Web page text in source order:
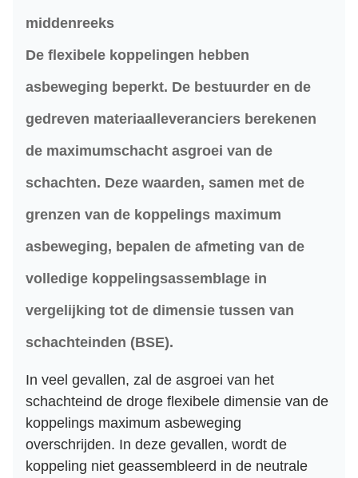
middenreeks
De flexibele koppelingen hebben
asbeweging beperkt. De bestuurder en de
gedreven materiaalleveranciers berekenen
de maximumschacht asgroei van de
schachten. Deze waarden, samen met de
grenzen van de koppelings maximum
asbeweging, bepalen de afmeting van de
volledige koppelingsassemblage in
vergelijking tot de dimensie tussen van
schachteinden (BSE).
In veel gevallen, zal de asgroei van het
schachteind de droge flexibele dimensie van de
koppelings maximum asbeweging
overschrijden. In deze gevallen, wordt de
koppeling niet geassembleerd in de neutrale